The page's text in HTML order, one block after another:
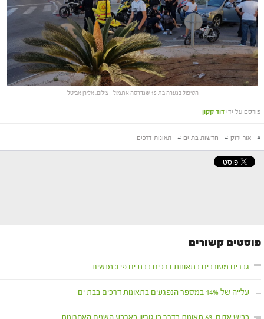
הטיפול בנערה בת 15 שנדרסה אתמול | צילום: אלירן אביטל
פורסם על ידי דוד קקון
# אור ירוק # חדשות בת ים # תאונות דרכים
פוסטים קשורים
גברים מעורבים בתאונות דרכים בבת ים פי 3 מנשים
עלייה של 14% במספר הנפגעים בתאונות דרכים בבת ים